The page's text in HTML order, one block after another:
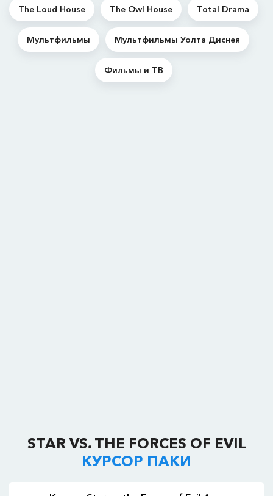
The Loud House The Owl House Total Drama
Мультфильмы Мультфильмы Уолта Диснея
Фильмы и ТВ
STAR VS. THE FORCES OF EVIL
КУРСОР ПАКИ